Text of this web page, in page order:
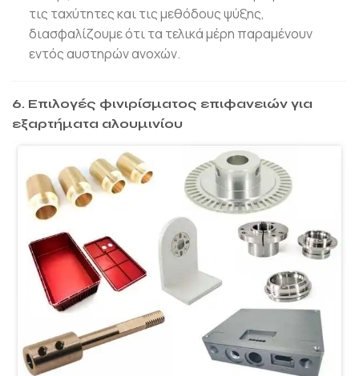
τις ταχύτητες και τις μεθόδους ψύξης,
διασφαλίζουμε ότι τα τελικά μέρη παραμένουν
εντός αυστηρών ανοχών.
6. Επιλογές φινιρίσματος επιφανειών για
εξαρτήματα αλουμινίου